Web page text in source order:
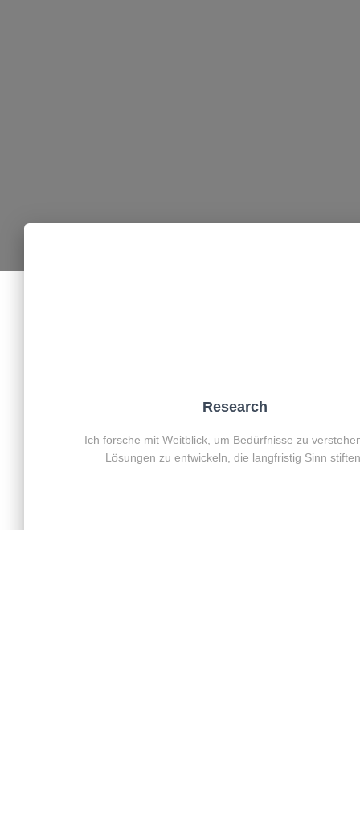
Research
Ich forsche mit Weitblick, um Bedürfnisse zu
Lösungen zu entwickeln, die langfristig Sinn stiften.